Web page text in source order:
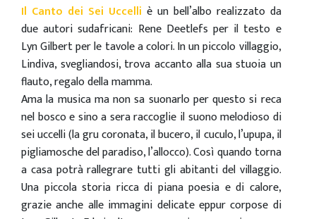
Il Canto dei Sei Uccelli è un bell’albo realizzato da
due autori sudafricani: Rene Deetlefs per il testo e
Lyn Gilbert per le tavole a colori. In un piccolo villaggio,
Lindiva, svegliandosi, trova accanto alla sua stuoia un
flauto, regalo della mamma.
Ama la musica ma non sa suonarlo per questo si reca
nel bosco e sino a sera raccoglie il suono melodioso di
sei uccelli (la gru coronata, il bucero, il cuculo, l’upupa, il
pigliamosche del paradiso, l’allocco). Così quando torna
a casa potrà rallegrare tutti gli abitanti del villaggio.
Una piccola storia ricca di piana poesia e di calore,
grazie anche alle immagini delicate eppur corpose di